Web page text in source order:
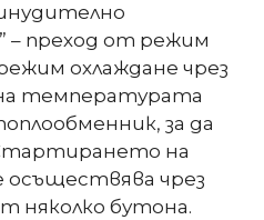
– преход от режим
охлаждане чрез
температурата
за да
на
осъществява чрез
няколко бутона.